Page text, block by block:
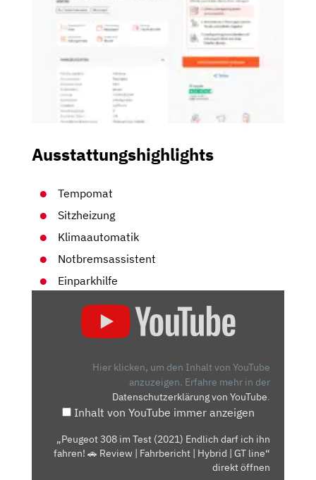
Ausstattungshighlights
Tempomat
Sitzheizung
Klimaautomatik
Notbremsassistent
Einparkhilfe
FAHREN!
Hier klicken, um den Inhalt von YouTube
anzuzeigen. Erfahre mehr in der
Datenschutzerklärung von YouTube.
Inhalt von YouTube immer anzeigen
„Peugeot 308 im Test (2021) Endlich darf ich ihn
fahren! 🚗 Review | Fahrbericht | Hybrid | GT line“
direkt öffnen